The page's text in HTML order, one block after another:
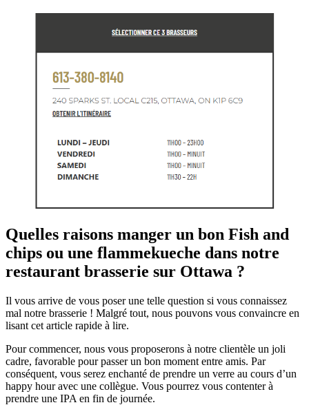
Quelles raisons manger un bon Fish and
chips ou une flammekueche dans notre
restaurant brasserie sur Ottawa ?
Il vous arrive de vous poser une telle question si vous connaissez
mal notre brasserie ! Malgré tout, nous pouvons vous convaincre en
lisant cet article rapide à lire.
Pour commencer, nous vous proposerons à notre clientèle un joli
cadre, favorable pour passer un bon moment entre amis. Par
conséquent, vous serez enchanté de prendre un verre au cours d’un
happy hour avec une collègue. Vous pourrez vous contenter à
prendre une IPA en fin de journée.